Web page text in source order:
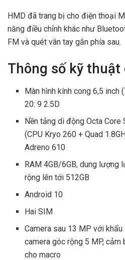
HMD đã trang bị cho điện thoại
năng điều chỉnh khác như
FM và quét vân tay gắn phía sau.
Thông số kỹ thuật
Màn hình kính cong 6,5 inch
20: 9 2.5D
Nền tảng di động Octa Core
(CPU Kryo 260 + Quad
Adreno 610
RAM 4GB/6GB, dung lượng
rộng lên tới 512GB
Android 10
Hai SIM
Camera sau 13 MP với
camera góc rộng 5 MP,
cho macro